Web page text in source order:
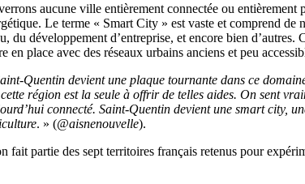
aucune ville entièrement connectée ou
Le terme « Smart City » est vaste et comprend de
du développement d’entreprise, et encore bien
place avec des réseaux urbains anciens et peu
Quentin devient une plaque tournante dans ce
région est la seule à offrir de telles aides. On sent
connecté. Saint-Quentin devient une smart city,
. » (@aisnenouvelle).
fait partie des sept territoires français retenus pour